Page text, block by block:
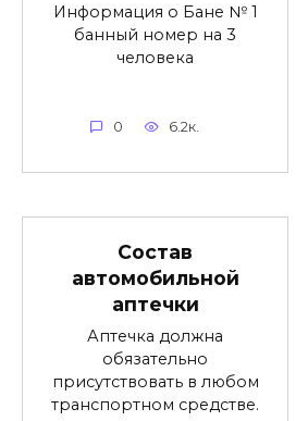
Информация о Бане № 1
банный номер на 3
человека
0 6.2к.
Состав
автомобильной
аптечки
Аптечка должна
обязательно
присутствовать в любом
транспортном средстве.